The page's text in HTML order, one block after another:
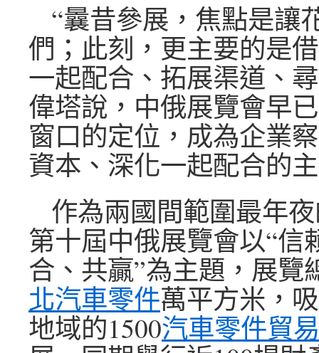
“曩昔參展，焦點是讓
們；此刻，更主要的是
一起配合、拓展渠道、
偉塔說，中俄展覽會早
窗口的定位，成為企業
資本、深化一起配合的
作為兩國間範圍最年
第十屆中俄展覽會以“信
合、共贏”為主題，展覽
北汽車零件萬平方米，
地域的1500汽車零件貿